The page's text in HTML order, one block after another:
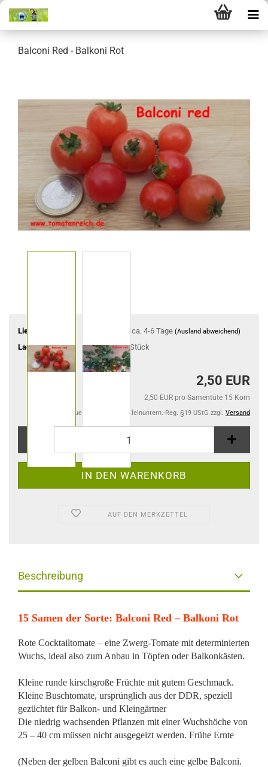
Balconi Red - Balkoni Rot
Lieferzeit: ca. 4-6 Tage (Ausland abweichend)
Lagerbestand: 1Stück
2,50 EUR
2,50 EUR pro Samentüte 15 Korn
Kein Steuerausweis gem. Kleinuntern.-Reg. §19 UStG zzgl. Versand
AUF DEN MERKZETTEL
Beschreibung
15 Samen der Sorte: Balconi Red – Balkoni Rot
Rote Cocktailtomate – eine Zwerg-Tomate mit determinierten
Wuchs, ideal also zum Anbau in Töpfen oder Balkonkästen.
Kleine runde kirschgroße Früchte mit gutem Geschmack.
Kleine Buschtomate, ursprünglich aus der DDR, speziell
gezüchtet für Balkon- und Kleingärtner
Die niedrig wachsenden Pflanzen mit einer Wuchshöche von
25 – 40 cm müssen nicht ausgegeizt werden. Frühe Ernte
(Neben der gelben Balconi gibt es auch eine gelbe Balconi.